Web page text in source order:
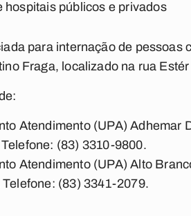
hospitais públicos e privados
para internação de pessoas
Fraga, localizado na rua
Atendimento (UPA) Adhemar
(83) 3310-9800.
Atendimento (UPA) Alto
(83) 3341-2079.